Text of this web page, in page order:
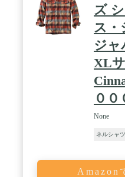
ズ
ス・
ジャ
XL
００
None
ネルシャツ
Amazon